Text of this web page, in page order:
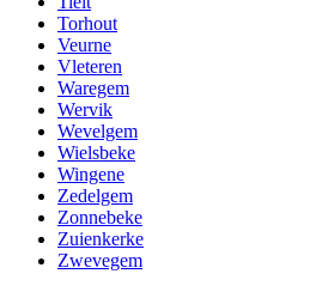
Torhout
Veurne
Vleteren
Waregem
Wervik
Wevelgem
Wielsbeke
Wingene
Zedelgem
Zonnebeke
Zuienkerke
Zwevegem